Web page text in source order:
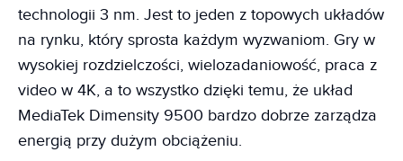
technologii 3 nm. Jest to jeden z topowych układów
na rynku, który sprosta każdym wyzwaniom. Gry w
wysokiej rozdzielczości, wielozadaniowość, praca z
video w 4K, a to wszystko dzięki temu, że układ
MediaTek Dimensity 9500 bardzo dobrze zarządza
energią przy dużym obciążeniu.